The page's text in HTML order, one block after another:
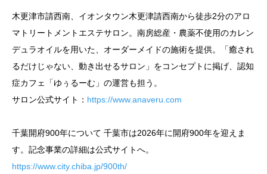
木更津市請西南、イオンタウン木更津請西南から徒歩2分のアロ
マトリートメントエステサロン。南房総産・農薬不使用のカレン
デュラオイルを用いた、オーダーメイドの施術を提供。「癒され
るだけじゃない、動き出せるサロン」をコンセプトに掲げ、認知
症カフェ「ゆぅるーむ」の運営も担う。
サロン公式サイト： https://www.anaveru.com
千葉開府900年について 千葉市は2026年に開府900年を迎えま
す。記念事業の詳細は公式サイトへ。
https://www.city.chiba.jp/900th/